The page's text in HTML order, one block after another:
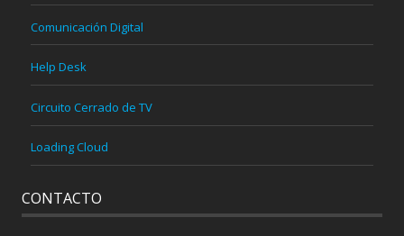
Comunicación Digital
Help Desk
Circuito Cerrado de TV
Loading Cloud
CONTACTO